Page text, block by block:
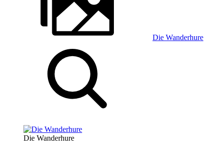
Die Wanderhure
Die Wanderhure